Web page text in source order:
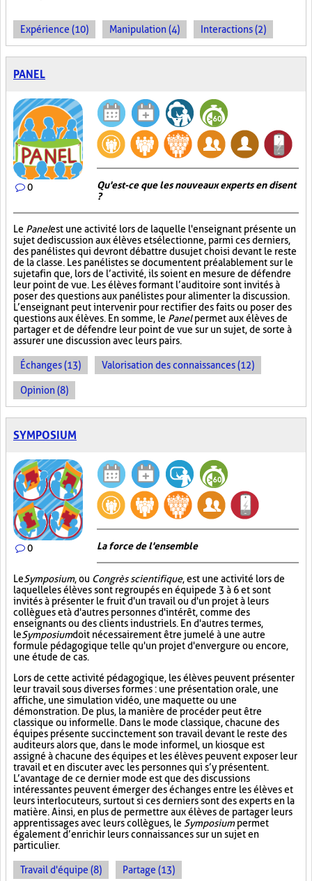
Expérience (10) Manipulation (4) Interactions (2)
PANEL
0
Qu'est-ce que les nouveaux experts en disent
?
Le Panelest une activité lors de laquelle l'enseignant présente un
sujet de discussion aux élèves et sélectionne, parmi ces derniers,
des panélistes qui devront débattre du sujet choisi devant le reste
de la classe. Les panélistes se documentent préalablement sur le
sujet afin que, lors de l’activité, ils soient en mesure de défendre
leur point de vue. Les élèves formant l’auditoire sont invités à
poser des questions aux panélistes pour alimenter la discussion.
L’enseignant peut intervenir pour rectifier des faits ou poser des
questions aux élèves. En somme, le Panelpermet aux élèves de
partager et de défendre leur point de vue sur un sujet, de sorte à
assurer une discussion avec leurs pairs.
Échanges (13) Valorisation des connaissances (12)
Opinion (8)
SYMPOSIUM
0 La force de l'ensemble
LeSymposium, ou Congrès scientifique, est une activité lors de
laquelle les élèves sont regroupés en équipe de 3 à 6 et sont
invités à présenter le fruit d'un travail ou d'un projet à leurs
collègues et à d'autres personnes d'intérêt, comme des
enseignants ou des clients industriels. En d'autres termes,
leSymposiumdoit nécessairement être jumelé à une autre
formule pédagogique telle qu'un projet d'envergure ou encore,
une étude de cas.
Lors de cette activité pédagogique, les élèves peuvent présenter
leur travail sous diverses formes : une présentation orale, une
affiche, une simulation vidéo, une maquette ou une
démonstration. De plus, la manière de procéder peut être
classique ou informelle. Dans le mode classique, chacune des
équipes présente succinctement son travail devant le reste des
auditeurs alors que, dans le mode informel, un kiosque est
assigné à chacune des équipes et les élèves peuvent exposer leur
travail et en discuter avec les personnes qui s’y présentent.
L’avantage de ce dernier mode est que des discussions
intéressantes peuvent émerger des échanges entre les élèves et
leurs interlocuteurs, surtout si ces derniers sont des experts en la
matière. Ainsi, en plus de permettre aux élèves de partager leurs
apprentissages avec leurs collègues, le Symposiumpermet
également d’enrichir leurs connaissances sur un sujet en
particulier.
Travail d'équipe (8) Partage (13)